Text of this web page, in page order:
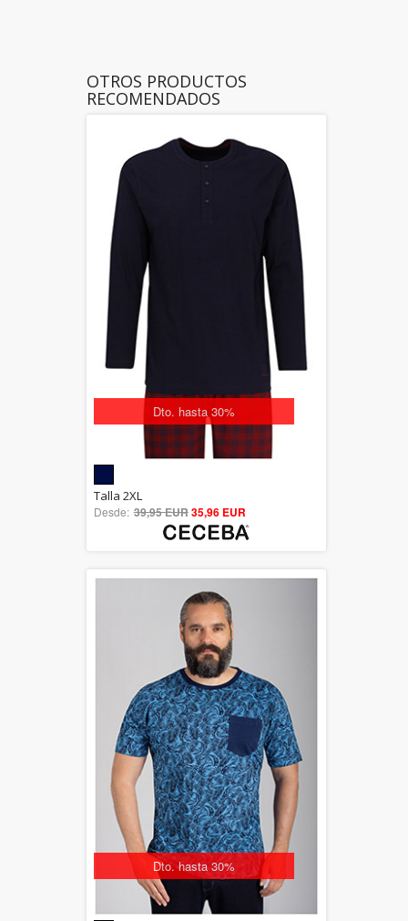
OTROS PRODUCTOS
RECOMENDADOS
Dto. hasta 30%
out of 5
Talla 2XL
Desde: 39,95 EUR35,96 EUR
Dto. hasta 30%